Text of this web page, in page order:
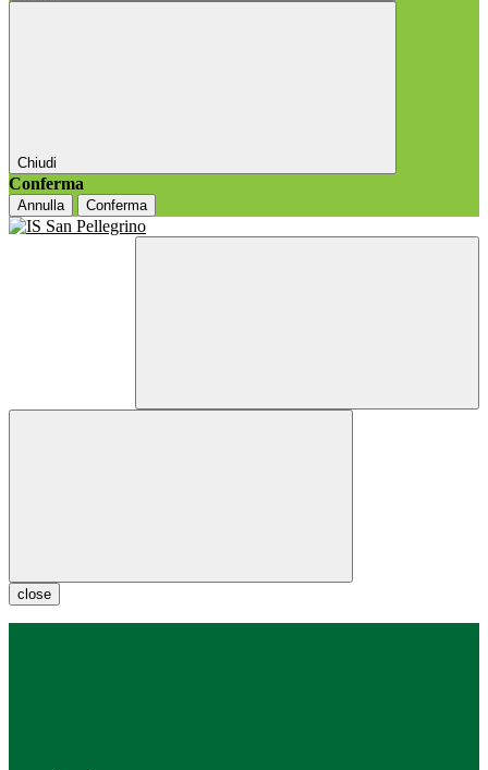
Chiudi
Conferma
Annulla Conferma
close